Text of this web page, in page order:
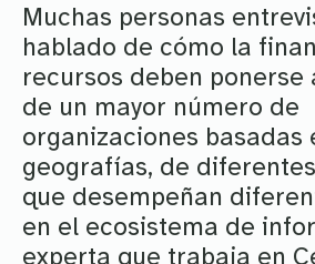
Muchas personas
hablado de cómo la
recursos deben ponerse
de un mayor número de
organizaciones basadas
geografías, de
que desempeñan
en el ecosistema de
experta que trabaja en